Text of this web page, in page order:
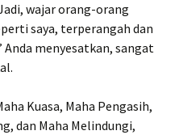
wajar orang-orang
saya, terperangah dan
Anda menyesatkan, sangat
Kuasa, Maha Pengasih,
dan Maha Melindungi,